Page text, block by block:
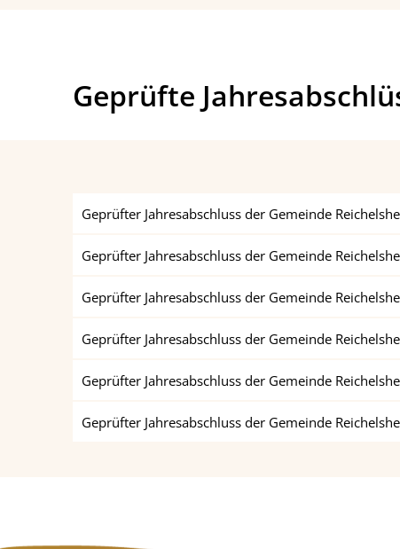
Geprüfte
Geprüfter Jahresabschluss der Gemeinde
Geprüfter Jahresabschluss der Gemeinde
Geprüfter Jahresabschluss der Gemeinde
Geprüfter Jahresabschluss der Gemeinde
Geprüfter Jahresabschluss der Gemeinde
Geprüfter Jahresabschluss der Gemeinde